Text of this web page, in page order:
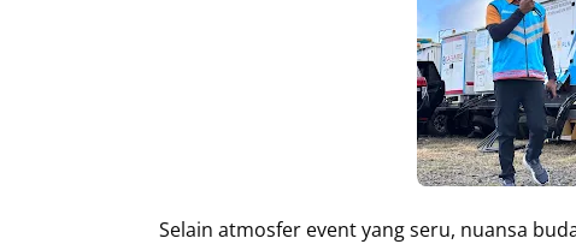
Selain atmosfer event yang seru, nuansa